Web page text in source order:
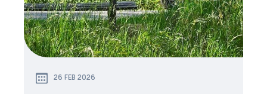
26 FEB 2026